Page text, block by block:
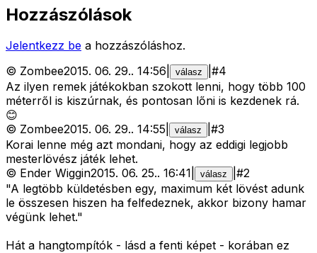
Hozzászólások
Jelentkezz be a hozzászóláshoz.
© Zombee2015. 06. 29.. 14:56 válasz #4
Az ilyen remek játékokban szokott lenni, hogy több 100
méterről is kiszúrnak, és pontosan lőni is kezdenek rá.
😊
© Zombee2015. 06. 29.. 14:55 válasz #3
Korai lenne még azt mondani, hogy az eddigi legjobb
mesterlövész játék lehet.
© Ender Wiggin2015. 06. 25.. 16:41 válasz #2
"A legtöbb küldetésben egy, maximum két lövést adunk
le összesen hiszen ha felfedeznek, akkor bizony hamar
végünk lehet."
Hát a hangtompítók - lásd a fenti képet - korában ez